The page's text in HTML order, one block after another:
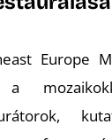
Europe